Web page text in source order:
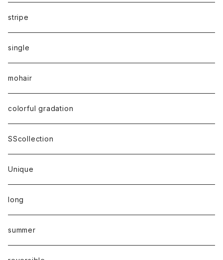
stripe
single
mohair
colorful gradation
SScollection
Unique
long
summer